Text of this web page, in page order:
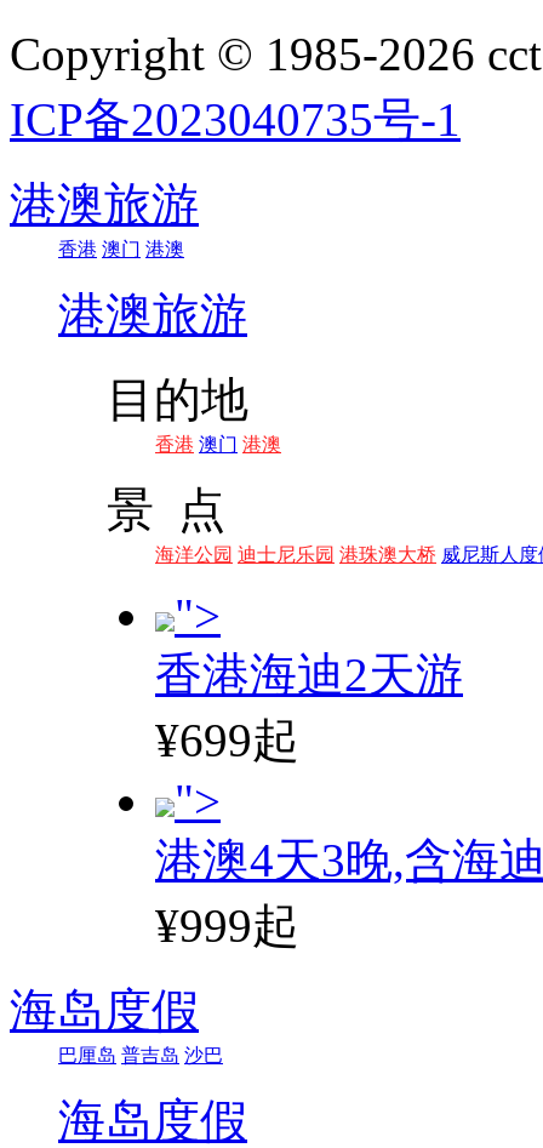
Copyright © 1985-2026
ICP备2023040735号-1
港澳旅游
香港 澳门 港澳
港澳旅游
目的地
香港 澳门 港澳
景 点
海洋公园 迪士尼乐园 港珠澳大桥 威尼斯人度
">
香港海迪2天游
¥699起
">
港澳4天3晚,含海
¥999起
海岛度假
巴厘岛 普吉岛 沙巴
海岛度假